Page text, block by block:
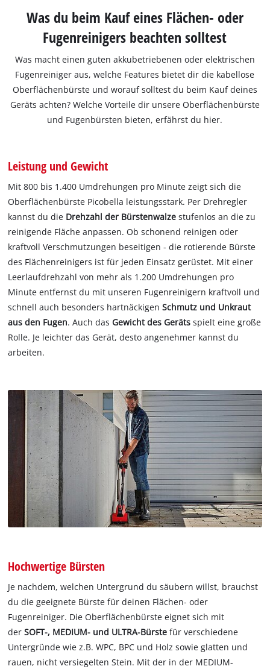
Was du beim Kauf eines Flächen- oder
Fugenreinigers beachten solltest
Was macht einen guten akkubetriebenen oder elektrischen
Fugenreiniger aus, welche Features bietet dir die kabellose
Oberflächenbürste und worauf solltest du beim Kauf deines
Geräts achten? Welche Vorteile dir unsere Oberflächenbürste
und Fugenbürsten bieten, erfährst du hier.
Leistung und Gewicht
Mit 800 bis 1.400 Umdrehungen pro Minute zeigt sich die
Oberflächenbürste Picobella leistungsstark. Per Drehregler
kannst du die Drehzahl der Bürstenwalzestufenlos an die zu
reinigende Fläche anpassen. Ob schonend reinigen oder
kraftvoll Verschmutzungen beseitigen - die rotierende Bürste
des Flächenreinigers ist für jeden Einsatz gerüstet. Mit einer
Leerlaufdrehzahl von mehr als 1.200 Umdrehungen pro
Minute entfernst du mit unseren Fugenreinigern kraftvoll und
schnell auch besonders hartnäckigenSchmutz und Unkraut
aus den Fugen. Auch dasGewicht des Geräts spielt eine große
Rolle. Je leichter das Gerät, desto angenehmer kannst du
arbeiten.
Hochwertige Bürsten
Je nachdem, welchen Untergrund du säubern willst, brauchst
du die geeignete Bürste für deinen Flächen- oder
Fugenreiniger. Die Oberflächenbürste eignet sich mit
derSOFT-, MEDIUM- und ULTRA-Bürste für verschiedene
Untergründe wie z.B. WPC, BPC und Holz sowie glatten und
rauen, nicht versiegelten Stein. Mit der in der MEDIUM-